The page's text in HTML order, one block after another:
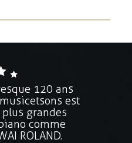
120 ans
est
grandes
comme
ROLAND.